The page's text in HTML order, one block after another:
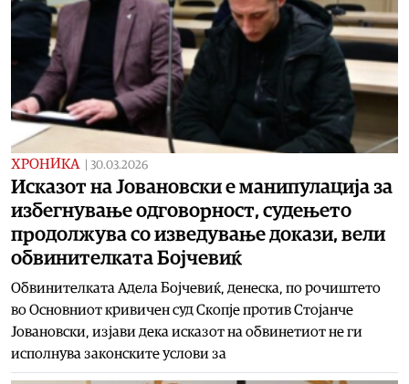
ХРОНИКА 30.03.2026
Исказот на Јовановски е манипулација за
избегнување одговорност, судењето
продолжува со изведување докази, вели
обвинителката Бојчевиќ
Обвинителката Адела Бојчевиќ, денеска, по рочиштето
во Основниот кривичен суд Скопје против Стојанче
Јовановски, изјави дека исказот на обвинетиот не ги
исполнува законските услови за